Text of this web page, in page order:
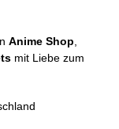
Anime Shop
mit Liebe zum